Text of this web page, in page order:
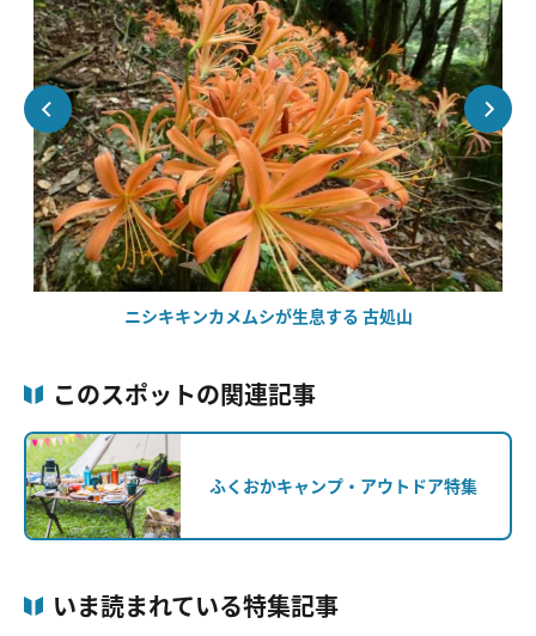
ニシキキンカメムシが生息する 古処山
このスポットの関連記事
ふくおかキャンプ・アウトドア特集
いま読まれている特集記事